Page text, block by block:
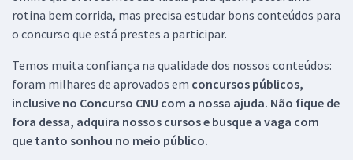
rotina bem corrida, mas precisa estudar bons conteúdos para
o concurso que está prestes a participar.
Temos muita confiança na qualidade dos nossos conteúdos:
foram milhares de aprovados em concursos públicos,
inclusive no Concurso CNU com a nossa ajuda. Não fique de
fora dessa, adquira nossos cursos e busque a vaga com
que tanto sonhou no meio público.